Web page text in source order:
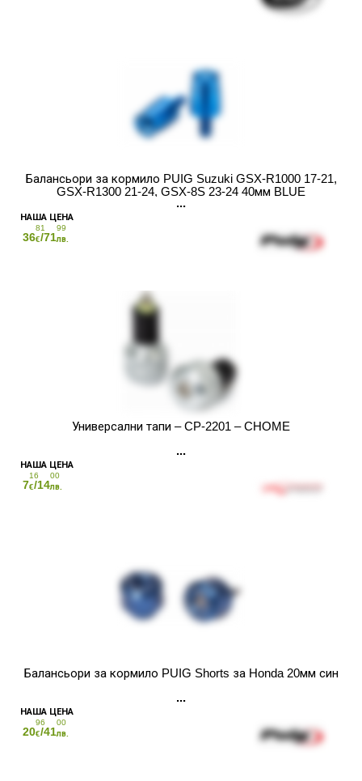
Балансьори за кормило PUIG Suzuki GSX-R1000 17-21,
GSX-R1300 21-24, GSX-8S 23-24 40мм BLUE
36
81
€/71
99
лв.
Универсални тапи – CP-2201 – CHOME
7
16
€/14
00
лв.
Балансьори за кормило PUIG Shorts за Honda 20мм син
20
96
€/41
00
лв.